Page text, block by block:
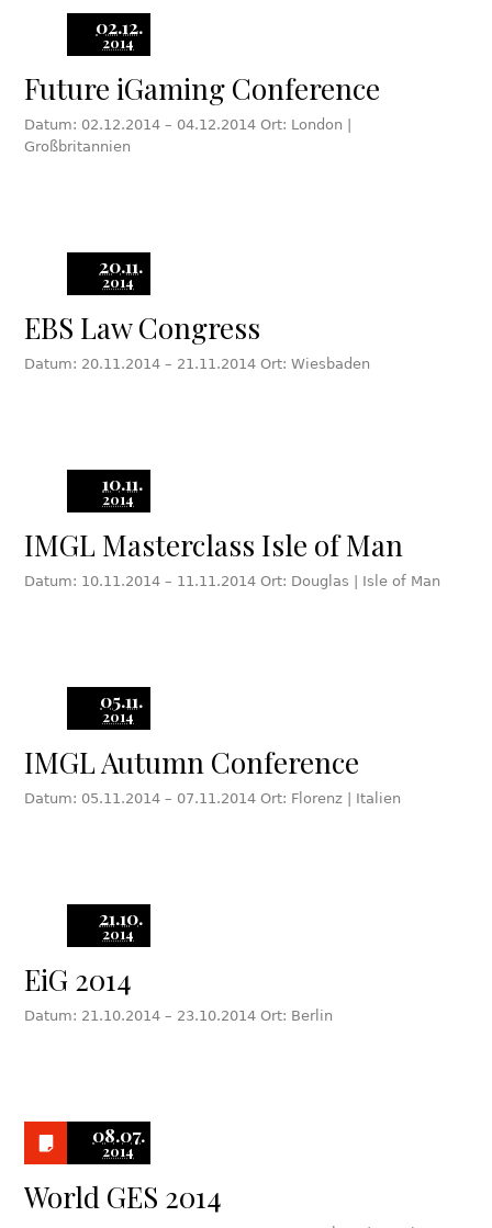
02.12.
2014
Future iGaming Conference
Datum: 02.12.2014 – 04.12.2014 Ort: London |
Großbritannien
20.11.
2014
EBS Law Congress
Datum: 20.11.2014 – 21.11.2014 Ort: Wiesbaden
10.11.
2014
IMGL Masterclass Isle of Man
Datum: 10.11.2014 – 11.11.2014 Ort: Douglas | Isle of Man
05.11.
2014
IMGL Autumn Conference
Datum: 05.11.2014 – 07.11.2014 Ort: Florenz | Italien
21.10.
2014
EiG 2014
Datum: 21.10.2014 – 23.10.2014 Ort: Berlin
08.07.
2014
World GES 2014